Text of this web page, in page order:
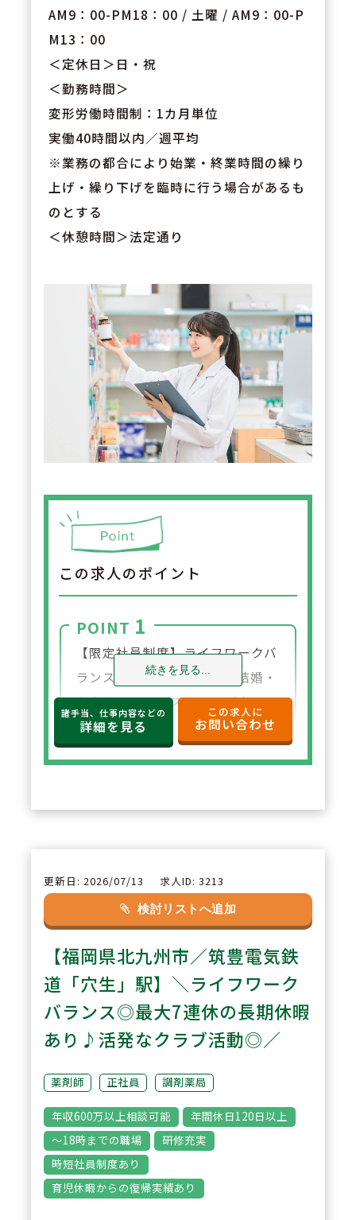
AM9：00-PM18：00 / 土曜 / AM9：00-P
M13：00
＜定休日＞日・祝
＜勤務時間＞
変形労働時間制：1カ月単位
実働40時間以内／週平均
※業務の都合により始業・終業時間の繰り
上げ・繰り下げを臨時に行う場合があるも
のとする
＜休憩時間＞法定通り
この求人のポイント
POINT 1
【限定社員制度】ライフワークバ
ランスを重視されており、結婚・
出産などライフスタイルが変わっ
た場合、社員区分を変更する事が
出来ます。
POINT2
が取得できます。また分割で取得
も可能でありご自身にあった休暇
が取得できます。
POINT 3
【教育研修制度】「できる人」よ
り「やりたい人」を求められてお
ジョンを想像できるような充実し
た教育制度がございます。
続きを見る...
諸手当、仕事内容などの
詳細を見る
この求人に
お問い合わせ
更新日: 2026/07/13 求人ID: 3213
検討リストへ追加
【福岡県北九州市／筑豊電気鉄
道「穴生」駅】＼ライフワーク
バランス◎最大7連休の長期休暇
あり♪活発なクラブ活動◎／
薬剤師 正社員 調剤薬局
年収600万以上相談可能
年間休日120日以上
～18時までの職場
研修充実
時短社員制度あり
育児休暇からの復帰実績あり